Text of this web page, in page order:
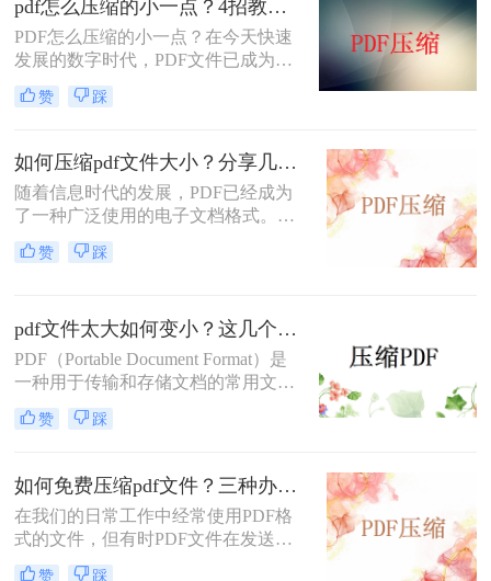
pdf怎么压缩的小一点？4招教会你！
PDF怎么压缩的小一点？在今天快速
发展的数字时代，PDF文件已成为各
行业及个人日常办公的重要文档格
式。批量传输、打印及储存PDF文件
效率。为使PDF文件能够快速、方便
地进行传输，需要我们对其进行压
缩。
赞 踩
如何压缩pdf文件大小？分享几个PDF压缩技巧！
随着信息时代的发展，PDF已经成为
了一种广泛使用的电子文档格式。然
而，随之而来的问题是，有时候我们
会遇到一些PDF文件过大的情况，这
多人关注的焦点。在本文中，我们将
会探讨如何压缩pdf文件大小，使其变
得更加轻巧和便于使用。让我们深入
赞 踩
pdf文件太大如何变小？这几个压缩方法非常不错！
PDF（Portable Document Format）是
一种用于传输和存储文档的常用文件
格式。然而，有时候我们会遇到PDF
文件太大的问题，可能会占用很多存
中，我们将介绍一些pdf文件太大如何
变小的方法，帮助你压缩PDF文件大
小，让你的PDF文件变小又不失质
量。
赞 踩
如何免费压缩pdf文件？三种办法教你压缩
在我们的日常工作中经常使用PDF格
式的文件，但有时PDF文件在发送电
子邮件时体积太大，附件不支持大型
赞 踩